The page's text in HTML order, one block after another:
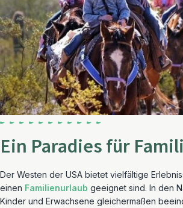
Ein Paradies für
Der Westen der USA bietet vielfältige
einen Familienurlaub geeignet sind. In den
Kinder und Erwachsene gleichermaßen